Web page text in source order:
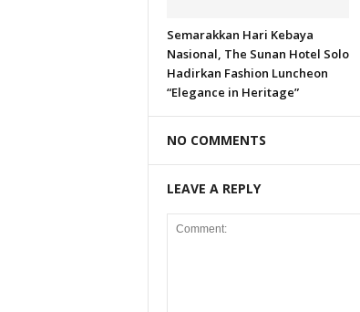
Semarakkan Hari Kebaya
Nasional, The Sunan Hotel Solo
Hadirkan Fashion Luncheon
“Elegance in Heritage”
NO COMMENTS
LEAVE A REPLY